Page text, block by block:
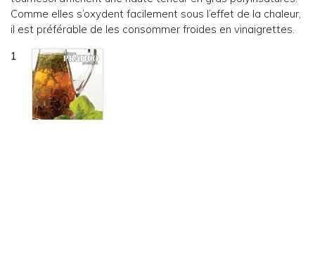
Comme elles s’oxydent facilement sous l’effet de la chaleur,
il est préférable de les consommer froides en vinaigrettes.